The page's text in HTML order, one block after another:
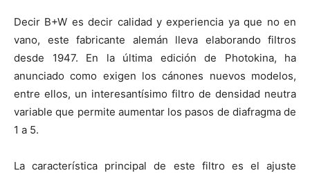
Decir B+W es decir calidad y experiencia ya que no en
vano, este fabricante alemán lleva elaborando filtros
desde 1947. En la última edición de Photokina, ha
anunciado como exigen los cánones nuevos modelos,
entre ellos, un interesantísimo filtro de densidad neutra
variable que permite aumentar los pasos de diafragma de
1 a 5.
La característica principal de este filtro es el ajuste